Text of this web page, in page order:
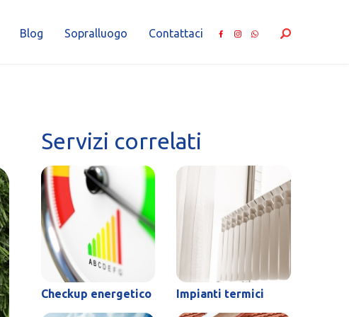
Blog Sopralluogo Contattaci
Servizi correlati
Checkup energetico Impianti termici